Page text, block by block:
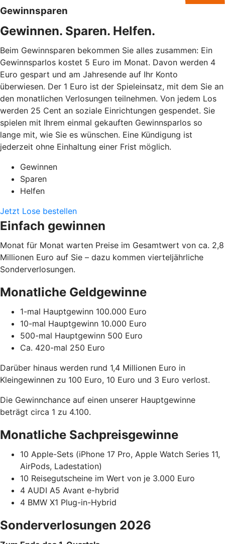
Gewinnsparen
Gewinnen. Sparen. Helfen.
Beim Gewinnsparen bekommen Sie alles zusammen: Ein
Gewinnsparlos kostet 5 Euro im Monat. Davon werden 4
Euro gespart und am Jahresende auf Ihr Konto
überwiesen. Der 1 Euro ist der Spieleinsatz, mit dem Sie an
den monatlichen Verlosungen teilnehmen. Von jedem Los
werden 25 Cent an soziale Einrichtungen gespendet. Sie
spielen mit Ihrem einmal gekauften Gewinnsparlos so
lange mit, wie Sie es wünschen. Eine Kündigung ist
jederzeit ohne Einhaltung einer Frist möglich.
Gewinnen
Sparen
Helfen
Jetzt Lose bestellen
Einfach gewinnen
Monat für Monat warten Preise im Gesamtwert von ca. 2,8
Millionen Euro auf Sie – dazu kommen vierteljährliche
Sonderverlosungen.
Monatliche Geldgewinne
1-mal Hauptgewinn 100.000 Euro
10-mal Hauptgewinn 10.000 Euro
500-mal Hauptgewinn 500 Euro
Ca. 420-mal 250 Euro
Darüber hinaus werden rund 1,4 Millionen Euro in
Kleingewinnen zu 100 Euro, 10 Euro und 3 Euro verlost.
Die Gewinnchance auf einen unserer Hauptgewinne
beträgt circa 1 zu 4.100.
Monatliche Sachpreisgewinne
10 Apple-Sets (iPhone 17 Pro, Apple Watch Series 11,
AirPods, Ladestation)
10 Reisegutscheine im Wert von je 3.000 Euro
4 AUDI A5 Avant e-hybrid
4 BMW X1 Plug-in-Hybrid
Sonderverlosungen 2026